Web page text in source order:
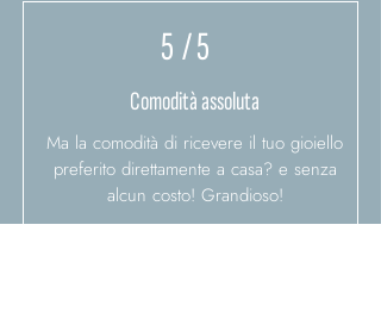
5/ 5
Comodità assoluta
Ma la comodità di ricevere il tuo gioiello
preferito direttamente a casa? e senza
alcun costo! Grandioso!